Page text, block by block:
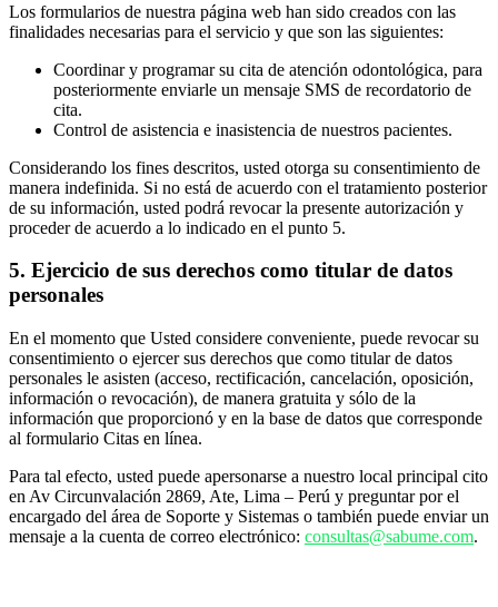
Los formularios de nuestra página web han sido creados con las
finalidades necesarias para el servicio y que son las siguientes:
Coordinar y programar su cita de atención odontológica, para
posteriormente enviarle un mensaje SMS de recordatorio de
cita.
Control de asistencia e inasistencia de nuestros pacientes.
Considerando los fines descritos, usted otorga su consentimiento de
manera indefinida. Si no está de acuerdo con el tratamiento posterior
de su información, usted podrá revocar la presente autorización y
proceder de acuerdo a lo indicado en el punto 5.
5. Ejercicio de sus derechos como titular de datos
personales
En el momento que Usted considere conveniente, puede revocar su
consentimiento o ejercer sus derechos que como titular de datos
personales le asisten (acceso, rectificación, cancelación, oposición,
información o revocación), de manera gratuita y sólo de la
información que proporcionó y en la base de datos que corresponde
al formulario Citas en línea.
Para tal efecto, usted puede apersonarse a nuestro local principal cito
en Av Circunvalación 2869, Ate, Lima – Perú y preguntar por el
encargado del área de Soporte y Sistemas o también puede enviar un
mensaje a la cuenta de correo electrónico: consultas@sabume.com.